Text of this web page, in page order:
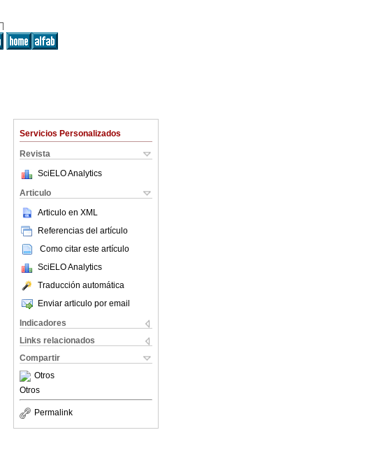
Servicios Personalizados
Revista
SciELO Analytics
Articulo
Articulo en XML
Referencias del artículo
Como citar este artículo
SciELO Analytics
Traducción automática
Enviar articulo por email
Indicadores
Links relacionados
Compartir
Otros
Otros
Permalink